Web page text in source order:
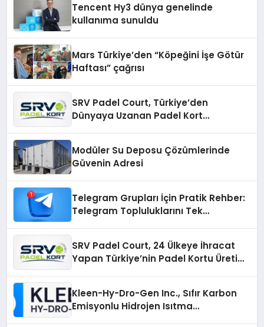
Tencent Hy3 dünya genelinde
kullanıma sunuldu
Mars Türkiye’den “Köpeğini İşe Götür
Haftası” çağrısı
SRV Padel Court, Türkiye’den
Dünyaya Uzanan Padel Kort
Modüler Su Deposu Çözümlerinde
Güvenin Adresi
Telegram Grupları İçin Pratik Rehber:
Telegram Topluluklarını Tek
SRV Padel Court, 24 Ülkeye İhracat
Yapan Türkiye’nin Padel Kortu Üretim
Kleen-Hy-Dro-Gen Inc., Sıfır Karbon
Emisyonlu Hidrojen Isıtma